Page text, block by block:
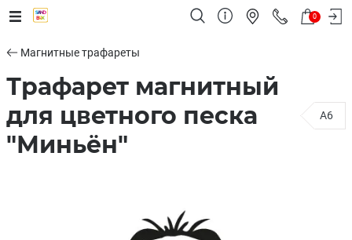
0
Магнитные трафареты
Трафарет магнитный
для цветного песка
"Миньён"
A6